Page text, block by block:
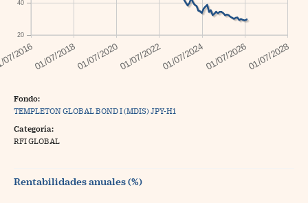
20
40
Fondo:
TEMPLETON GLOBAL BOND I (MDIS) JPY-H1
Categoría:
RFI GLOBAL
Rentabilidades anuales (%)